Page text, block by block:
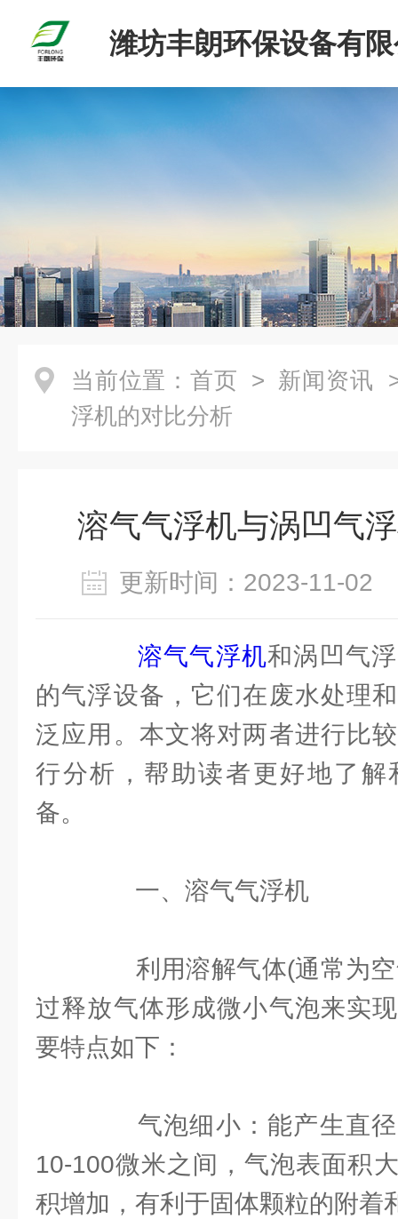
潍坊丰朗环保设备有
当前位置： 首页 > 新闻资讯
浮机的对比分析
溶气气浮机与涡凹气
更新时间：2023-11-
溶气气浮机和涡凹气
的气浮设备，它们在废水处理
泛应用。本文将对两者进行比
行分析，帮助读者更好地了解
备。
一、溶气气浮机
利用溶解气体(通常为空
过释放气体形成微小气泡来实
要特点如下：
气泡细小：能产生直径
10-100微米之间，气泡表面积
积增加，有利于固体颗粒的附着